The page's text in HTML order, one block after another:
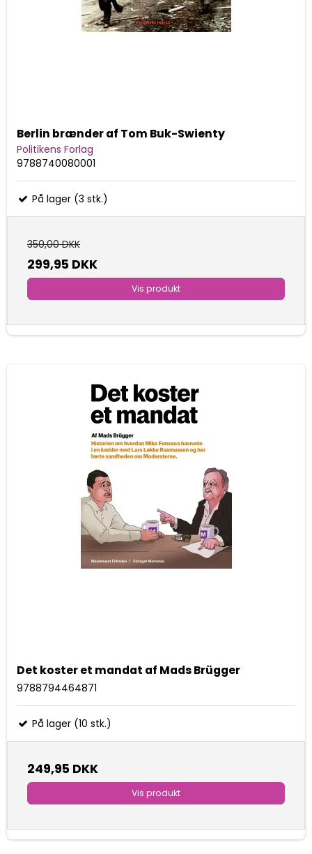
Berlin brænder af Tom Buk-Swienty
Politikens Forlag
9788740080001
På lager (3 stk.)
350,00 DKK
299,95 DKK
Vis produkt
Det koster et mandat af Mads Brügger
9788794464871
På lager (10 stk.)
249,95 DKK
Vis produkt